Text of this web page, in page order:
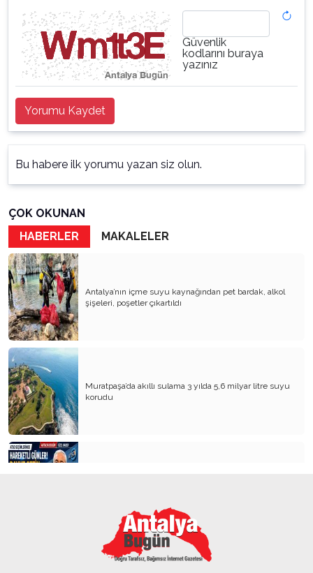
Güvenlik
kodlarını buraya
yazınız
Yorumu Kaydet
Bu habere ilk yorumu yazan siz olun.
ÇOK OKUNAN
HABERLER
MAKALELER
Antalya’nın içme suyu kaynağından pet bardak, alkol
şişeleri, poşetler çıkartıldı
Muratpaşa’da akıllı sulama 3 yılda 5,6 milyar litre suyu
korudu